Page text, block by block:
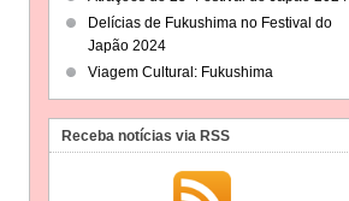
Delícias de Fukushima no Festival do
Japão 2024
Viagem Cultural: Fukushima
Receba notícias via RSS